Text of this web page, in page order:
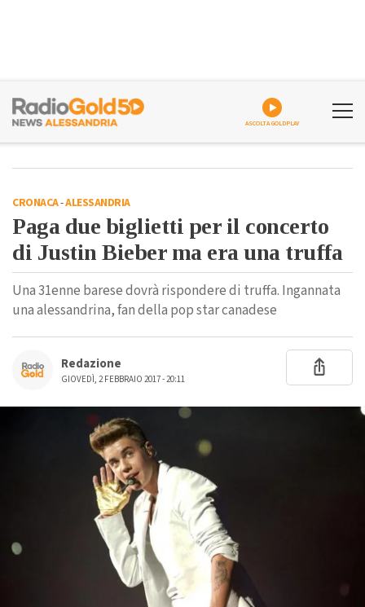
ASCOLTA GOLDPLAY
CRONACA-ALESSANDRIA
Paga due biglietti per il concerto
di Justin Bieber ma era una truffa
Una 31enne barese dovrà rispondere di truffa. Ingannata
una alessandrina, fan della pop star canadese
Redazione
GIOVEDÌ, 2 FEBBRAIO 2017 - 20:11